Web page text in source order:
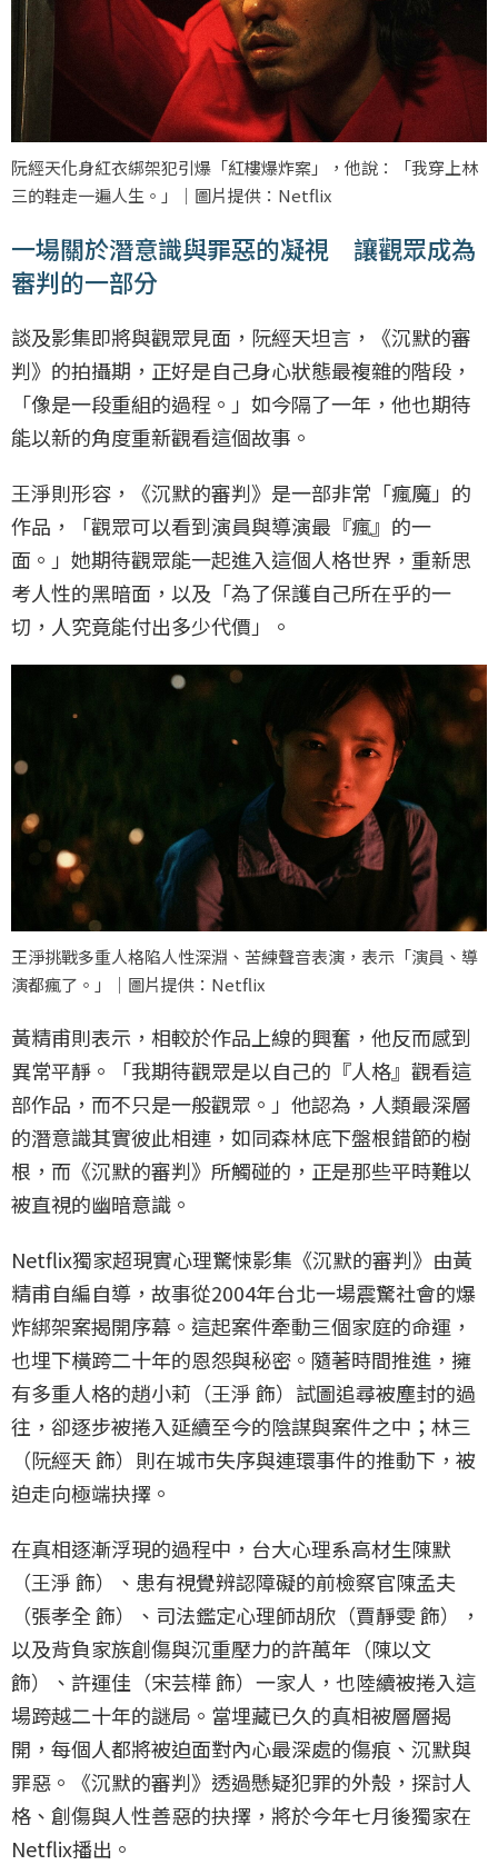
阮經天化身紅衣綁架犯引爆「紅樓爆炸案」，他說：「我穿上林
三的鞋走一遍人生。」｜圖片提供：Netflix
一場關於潛意識與罪惡的凝視 讓觀眾成為
審判的一部分
談及影集即將與觀眾見面，阮經天坦言，《沉默的審
判》的拍攝期，正好是自己身心狀態最複雜的階段，
「像是一段重組的過程。」如今隔了一年，他也期待
能以新的角度重新觀看這個故事。
王淨則形容，《沉默的審判》是一部非常「瘋魔」的
作品，「觀眾可以看到演員與導演最『瘋』的一
面。」她期待觀眾能一起進入這個人格世界，重新思
考人性的黑暗面，以及「為了保護自己所在乎的一
切，人究竟能付出多少代價」。
王淨挑戰多重人格陷人性深淵、苦練聲音表演，表示「演員、導
演都瘋了。」｜圖片提供：Netflix
黃精甫則表示，相較於作品上線的興奮，他反而感到
異常平靜。「我期待觀眾是以自己的『人格』觀看這
部作品，而不只是一般觀眾。」他認為，人類最深層
的潛意識其實彼此相連，如同森林底下盤根錯節的樹
根，而《沉默的審判》所觸碰的，正是那些平時難以
被直視的幽暗意識。
Netflix獨家超現實心理驚悚影集《沉默的審判》由黃
精甫自編自導，故事從2004年台北一場震驚社會的爆
炸綁架案揭開序幕。這起案件牽動三個家庭的命運，
也埋下橫跨二十年的恩怨與秘密。隨著時間推進，擁
有多重人格的趙小莉（王淨 飾）試圖追尋被塵封的過
往，卻逐步被捲入延續至今的陰謀與案件之中；林三
（阮經天 飾）則在城市失序與連環事件的推動下，被
迫走向極端抉擇。
在真相逐漸浮現的過程中，台大心理系高材生陳默
（王淨 飾）、患有視覺辨認障礙的前檢察官陳孟夫
（張孝全 飾）、司法鑑定心理師胡欣（賈靜雯 飾），
以及背負家族創傷與沉重壓力的許萬年（陳以文
飾）、許運佳（宋芸樺 飾）一家人，也陸續被捲入這
場跨越二十年的謎局。當埋藏已久的真相被層層揭
開，每個人都將被迫面對內心最深處的傷痕、沉默與
罪惡。《沉默的審判》透過懸疑犯罪的外殼，探討人
格、創傷與人性善惡的抉擇，將於今年七月後獨家在
Netflix播出。